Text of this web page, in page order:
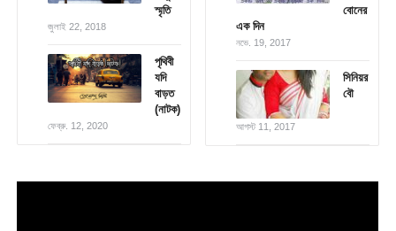
স্মৃতি
জুলাই 22, 2018
পৃথিবী
যদি
বাড়ত
(নাটক)
ফেব্রু. 12, 2020
বোনের
এক দিন
নভে. 19, 2017
সিনিয়র
বৌ
আগস্ট 11, 2017